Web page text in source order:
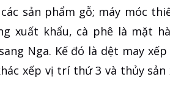
sản phẩm gỗ; máy móc
xuất khẩu, cà phê là mặt
Nga. Kế đó là dệt may
xếp vị trí thứ 3 và thủy